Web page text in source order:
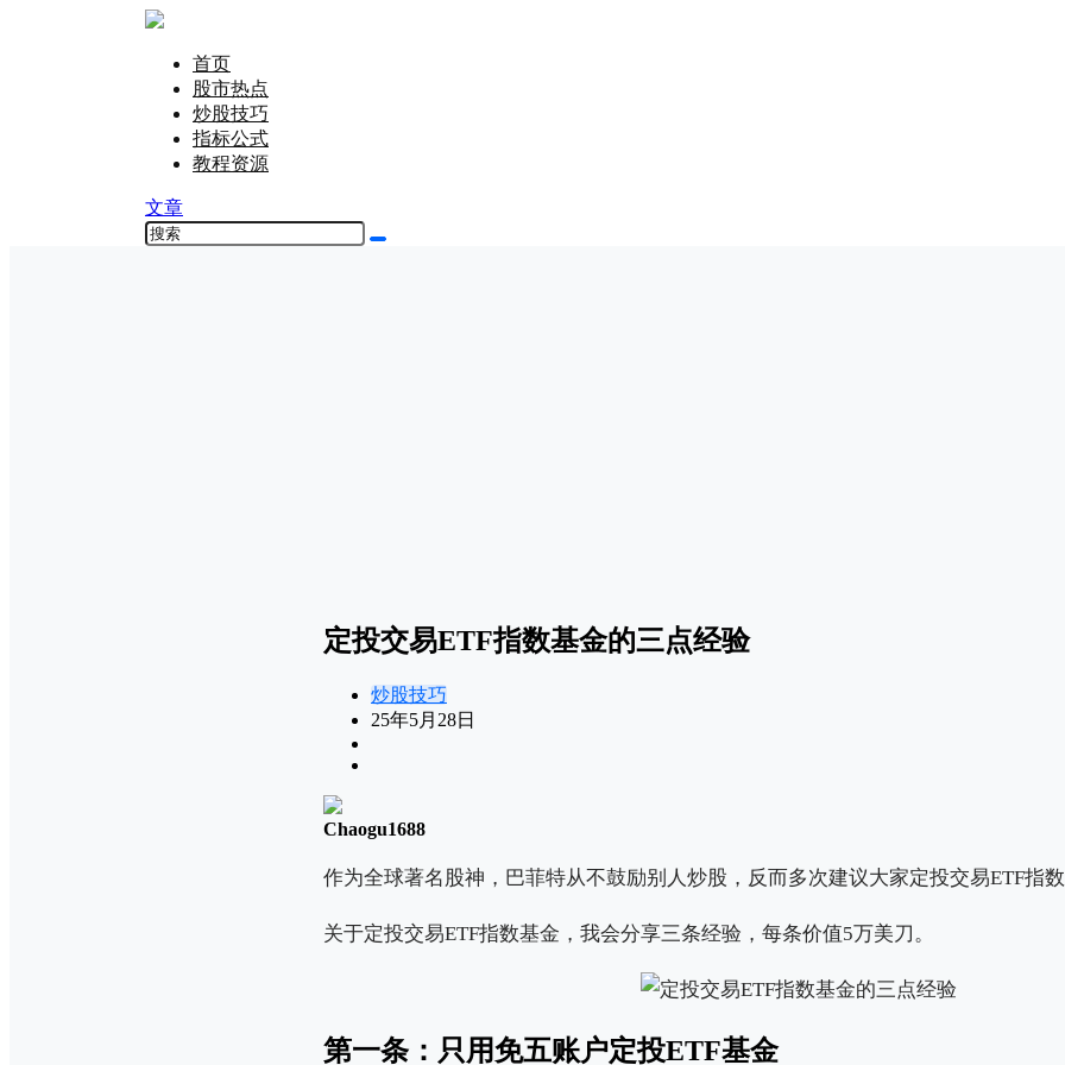
首页
股市热点
炒股技巧
指标公式
教程资源
文章
定投交易ETF指数基金的三点经验
炒股技巧
25年5月28日
Chaogu1688
作为全球著名股神，巴菲特从不鼓励别人炒股，反而多次建议大家定投交易ETF指
关于定投交易ETF指数基金，我会分享三条经验，每条价值5万美刀。
第一条：只用免五账户定投ETF基金